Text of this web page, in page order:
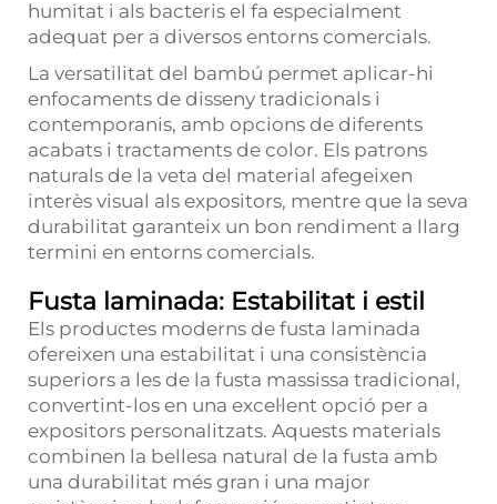
humitat i als bacteris el fa especialment
adequat per a diversos entorns comercials.
La versatilitat del bambú permet aplicar-hi
enfocaments de disseny tradicionals i
contemporanis, amb opcions de diferents
acabats i tractaments de color. Els patrons
naturals de la veta del material afegeixen
interès visual als expositors, mentre que la seva
durabilitat garanteix un bon rendiment a llarg
termini en entorns comercials.
Fusta laminada: Estabilitat i estil
Els productes moderns de fusta laminada
ofereixen una estabilitat i una consistència
superiors a les de la fusta massissa tradicional,
convertint-los en una excel·lent opció per a
expositors personalitzats. Aquests materials
combinen la bellesa natural de la fusta amb
una durabilitat més gran i una major